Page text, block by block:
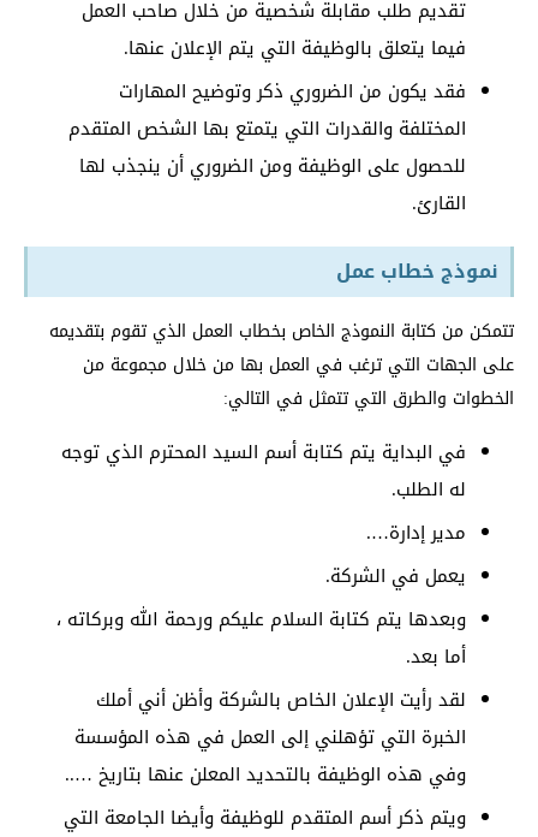
تقديم طلب مقابلة شخصية من خلال صاحب العمل
فيما يتعلق بالوظيفة التي يتم الإعلان عنها.
فقد يكون من الضروري ذكر وتوضيح المهارات
المختلفة والقدرات التي يتمتع بها الشخص المتقدم
للحصول على الوظيفة ومن الضروري أن ينجذب لها
القارئ.
نموذج خطاب عمل
تتمكن من كتابة النموذج الخاص بخطاب العمل الذي تقوم بتقديمه
على الجهات التي ترغب في العمل بها من خلال مجموعة من
الخطوات والطرق التي تتمثل في التالي:
في البداية يتم كتابة أسم السيد المحترم الذي توجه
له الطلب.
مدير إدارة….
يعمل في الشركة.
وبعدها يتم كتابة السلام عليكم ورحمة الله وبركاته ،
أما بعد.
لقد رأيت الإعلان الخاص بالشركة وأظن أني أملك
الخبرة التي تؤهلني إلى العمل في هذه المؤسسة
وفي هذه الوظيفة بالتحديد المعلن عنها بتاريخ …..
ويتم ذكر أسم المتقدم للوظيفة وأيضا الجامعة التي